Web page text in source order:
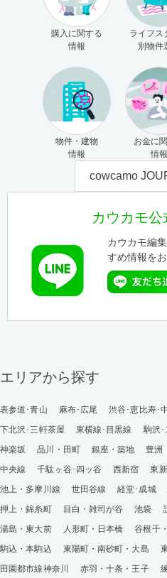
購入に関する
情報
ライフス
別物件
物件・建物
情報
お金に
情報
cowcamo
カウカモ公
カウカモ編
すめ情報を
エリアから探す
表参道･青山 麻布･広尾 渋谷･恵比寿･
下北沢･三軒茶屋
東横線･目黒線 駒沢･
神楽坂
品川・田町 銀座・築地 豊洲
中央線
千駄ヶ谷･四ッ谷 西新宿 東
池上・多摩川線
世田谷線 経堂･成城
押上・錦糸町
目白・雑司が谷 池袋
湯島・東大前
人形町・日本橋 谷根千
駒込・本駒込
東陽町・南砂町・大島
田園都市線神奈川
赤羽・十条・王子